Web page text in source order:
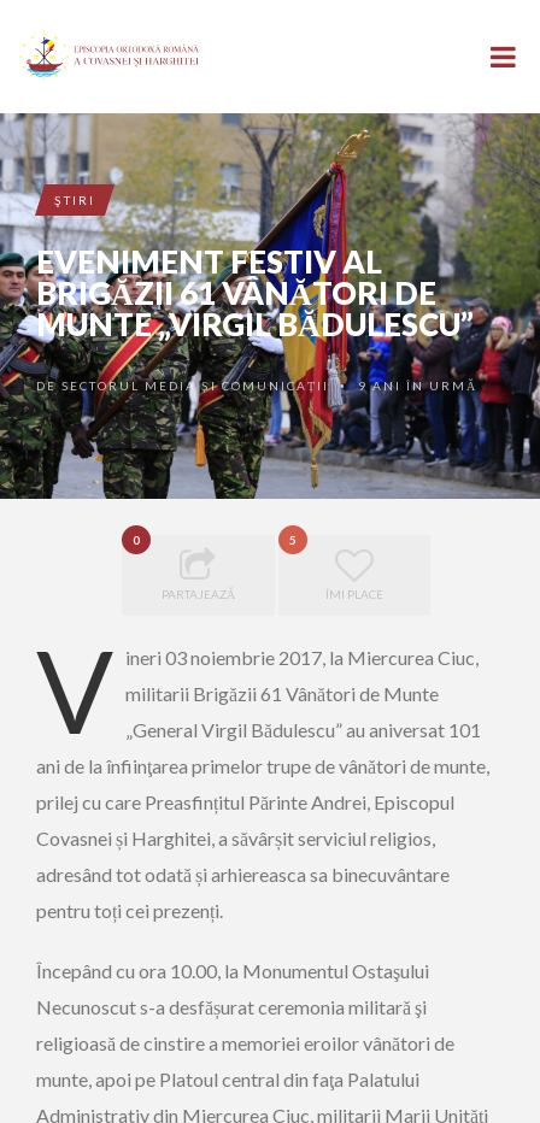
ŞTIRI
EVENIMENT FESTIV AL
BRIGĂZII 61 VÂNĂTORI DE
MUNTE „VIRGIL BĂDULESCU”
DE SECTORUL MEDIA ȘI COMUNICAȚII •9 ANI ÎN URMĂ
0
PARTAJEAZĂ
5
ÎMI PLACE
V ineri 03 noiembrie 2017, la Miercurea Ciuc,
militarii Brigăzii 61 Vânători de Munte
„General Virgil Bădulescu” au aniversat 101
ani de la înfiinţarea primelor trupe de vânători de munte,
prilej cu care Preasfințitul Părinte Andrei, Episcopul
Covasnei și Harghitei, a săvârșit serviciul religios,
adresând tot odată și arhiereasca sa binecuvântare
pentru toți cei prezenți.
Începând cu ora 10.00, la Monumentul Ostaşului
Necunoscut s-a desfășurat ceremonia militară şi
religioasă de cinstire a memoriei eroilor vânători de
munte, apoi pe Platoul central din faţa Palatului
Administrativ din Miercurea Ciuc, militarii Marii Unități